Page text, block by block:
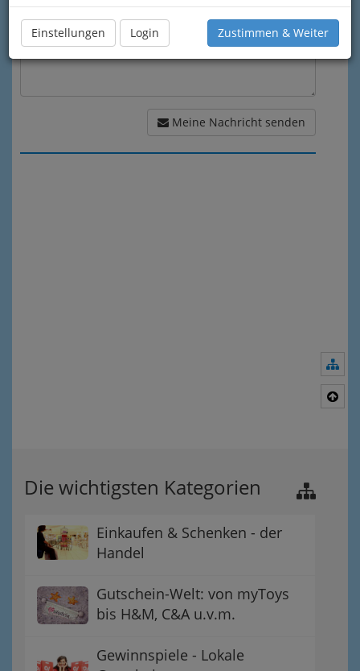
Einstellungen Login Zustimmen & Weiter
Meine Nachricht senden
Die wichtigsten Kategorien
Einkaufen & Schenken - der
Handel
Gutschein-Welt: von myToys
bis H&M, C&A u.v.m.
Gewinnspiele - Lokale